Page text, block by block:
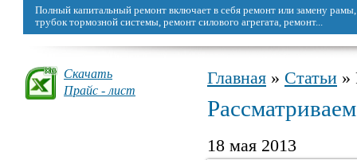
Двигатель – это сердце любого автомобиля. Однако в отличие от
можно восстановить, сделав капремонт.
Скачать
Прайс - лист
Вы здесь
Главная » Статьи »
18 мая 2013